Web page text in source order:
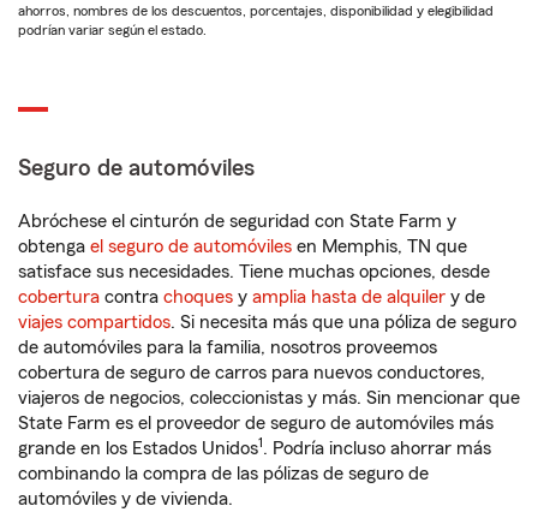
ahorros, nombres de los descuentos, porcentajes, disponibilidad y elegibilidad
podrían variar según el estado.
Seguro de automóviles
Abróchese el cinturón de seguridad con State Farm y
obtenga el seguro de automóviles en Memphis, TN que
satisface sus necesidades. Tiene muchas opciones, desde
cobertura contra choques y amplia hasta de alquiler y de
viajes compartidos. Si necesita más que una póliza de seguro
de automóviles para la familia, nosotros proveemos
cobertura de seguro de carros para nuevos conductores,
viajeros de negocios, coleccionistas y más. Sin mencionar que
State Farm es el proveedor de seguro de automóviles más
grande en los Estados Unidos1. Podría incluso ahorrar más
combinando la compra de las pólizas de seguro de
automóviles y de vivienda.